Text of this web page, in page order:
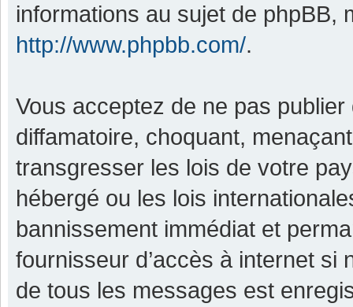
informations au sujet de phpBB,
http://www.phpbb.com/.
Vous acceptez de ne pas
diffamatoire, choquant,
transgresser les lois de votre
hébergé ou les lois
bannissement immédiat et
fournisseur d’accès à internet si
de tous les messages est